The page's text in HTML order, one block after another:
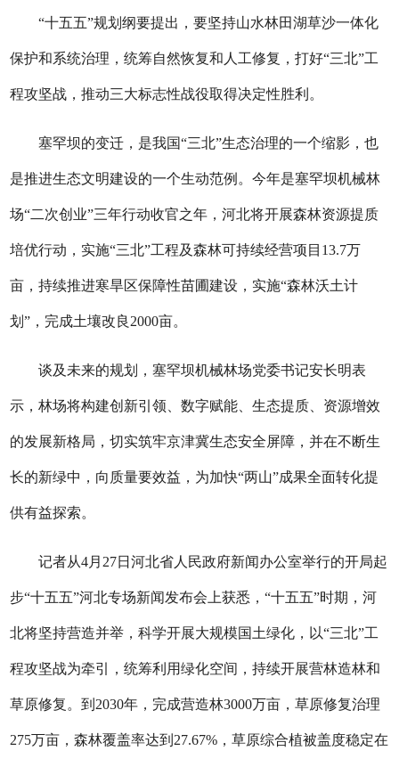
“十五五”规划纲要提出，要坚持山水林田湖草沙一体化
保护和系统治理，统筹自然恢复和人工修复，打好“三北”工
程攻坚战，推动三大标志性战役取得决定性胜利。
塞罕坝的变迁，是我国“三北”生态治理的一个缩影，也
是推进生态文明建设的一个生动范例。今年是塞罕坝机械林
场“二次创业”三年行动收官之年，河北将开展森林资源提质
培优行动，实施“三北”工程及森林可持续经营项目13.7万
亩，持续推进寒旱区保障性苗圃建设，实施“森林沃土计
划”，完成土壤改良2000亩。
谈及未来的规划，塞罕坝机械林场党委书记安长明表
示，林场将构建创新引领、数字赋能、生态提质、资源增效
的发展新格局，切实筑牢京津冀生态安全屏障，并在不断生
长的新绿中，向质量要效益，为加快“两山”成果全面转化提
供有益探索。
记者从4月27日河北省人民政府新闻办公室举行的开局起
步“十五五”河北专场新闻发布会上获悉，“十五五”时期，河
北将坚持营造并举，科学开展大规模国土绿化，以“三北”工
程攻坚战为牵引，统筹利用绿化空间，持续开展营林造林和
草原修复。到2030年，完成营造林3000万亩，草原修复治理
275万亩，森林覆盖率达到27.67%，草原综合植被盖度稳定在